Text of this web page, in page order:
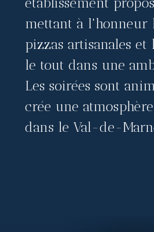
mettant à l'honneur
pizzas artisanales
le tout dans une
Les soirées sont
crée une
dans le Val-de-